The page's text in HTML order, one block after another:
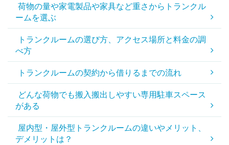
荷物の量や家電製品や家具など重さからトランクル
ームを選ぶ
トランクルームの選び方、アクセス場所と料金の調
べ方
トランクルームの契約から借りるまでの流れ
どんな荷物でも搬入搬出しやすい専用駐車スペース
がある
屋内型・屋外型トランクルームの違いやメリット、
デメリットは？